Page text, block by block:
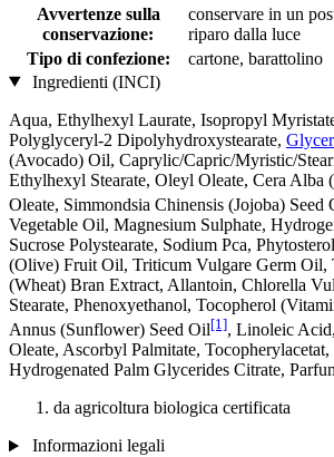
Avvertenze sulla
conservazione:
conservare in un
riparo dalla luce
Tipo di confezione:
cartone, barattolino
Ingredienti (INCI)
Aqua, Ethylhexyl Laurate, Isopropyl
Polyglyceryl-2 Dipolyhydroxystearate,
(Avocado) Oil, Caprylic/Capric/Myristic/
Ethylhexyl Stearate, Oleyl Oleate, Cera Alba
Oleate, Simmondsia Chinensis (Jojoba) Seed
Vegetable Oil, Magnesium Sulphate,
Sucrose Polystearate, Sodium Pca,
(Olive) Fruit Oil, Triticum Vulgare Germ Oil,
(Wheat) Bran Extract, Allantoin, Chlorella
Stearate, Phenoxyethanol, Tocopherol
Annus (Sunflower) Seed Oil[1], Linoleic
Oleate, Ascorbyl Palmitate,
Hydrogenated Palm Glycerides Citrate,
da agricoltura biologica certificata
Informazioni legali